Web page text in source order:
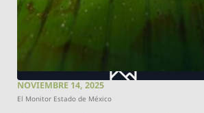
NOVIEMBRE 14, 2025
El Monitor Estado de México